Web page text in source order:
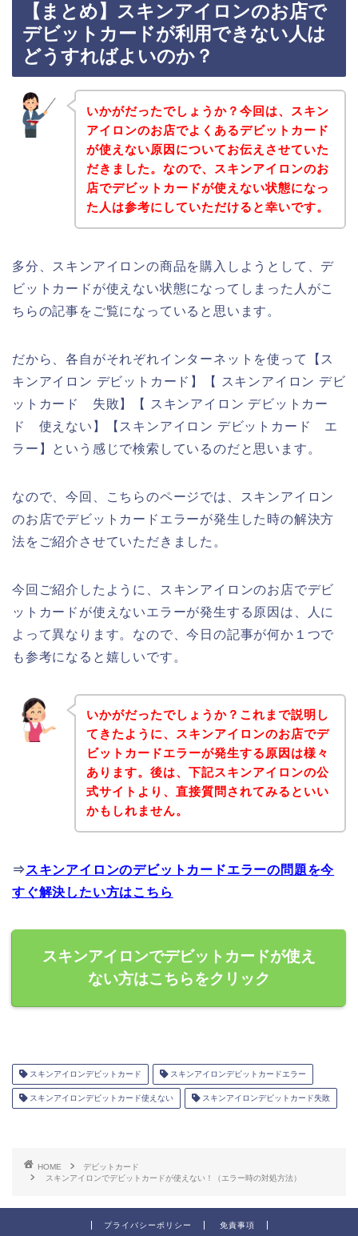
【まとめ】スキンアイロンのお店で
デビットカードが利用できない人は
どうすればよいのか？
いかがだったでしょうか？今回は、スキン
アイロンのお店でよくあるデビットカード
が使えない原因についてお伝えさせていた
だきました。なので、スキンアイロンのお
店でデビットカードが使えない状態になっ
た人は参考にしていただけると幸いです。
多分、スキンアイロンの商品を購入しようとして、デ
ビットカードが使えない状態になってしまった人がこ
ちらの記事をご覧になっていると思います。
だから、各自がそれぞれインターネットを使って【ス
キンアイロン デビットカード】【 スキンアイロン デビ
ットカード 失敗】【 スキンアイロン デビットカー
ド 使えない】【スキンアイロン デビットカード エ
ラー】という感じで検索しているのだと思います。
なので、今回、こちらのページでは、スキンアイロン
のお店でデビットカードエラーが発生した時の解決方
法をご紹介させていただきました。
今回ご紹介したように、スキンアイロンのお店でデビ
ットカードが使えないエラーが発生する原因は、人に
よって異なります。なので、今日の記事が何か１つで
も参考になると嬉しいです。
いかがだったでしょうか？これまで説明し
てきたように、スキンアイロンのお店でデ
ビットカードエラーが発生する原因は様々
あります。後は、下記スキンアイロンの公
式サイトより、直接質問されてみるといい
かもしれません。
⇒ スキンアイロンのデビットカードエラーの問題を今
すぐ解決したい方はこちら
スキンアイロンでデビットカードが使え
ない方はこちらをクリック
スキンアイロンデビットカード スキンアイロンデビットカードエラー
スキンアイロンデビットカード使えない スキンアイロンデビットカード失敗
HOME
デビットカード
スキンアイロンでデビットカードが使えない！（エラー時の対処方法）
プライバシーポリシー 免責事項